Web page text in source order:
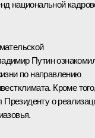
национальной
Путин
по направлению
Кроме
о